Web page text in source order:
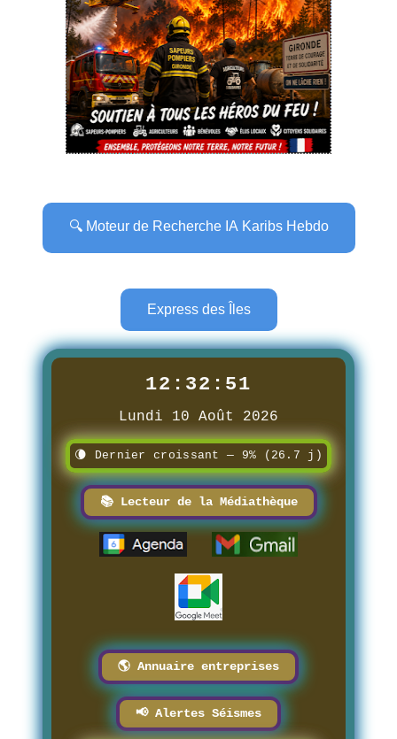
🔍 Moteur de Recherche IA Karibs Hebdo
Express des Îles
12:32:52
Lundi 10 Août 2026
🌘 Dernier croissant — 9% (26.7 j)
📚 Lecteur de la Médiathèque
🌎 Annuaire entreprises
📢 Alertes Séismes